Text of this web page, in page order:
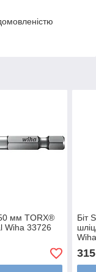
мм TORX®
Wiha 33726
Біт
315